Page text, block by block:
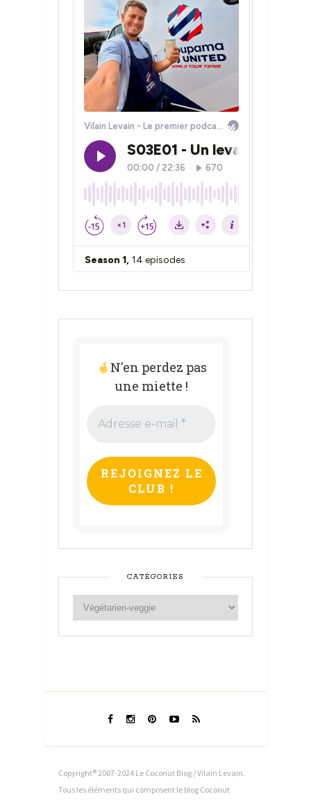
N'en perdez pas
une miette !
e-
*
CATÉGORIES
Copyright® 2007-2024 Le Coconut Blog / Vilain Levain.
Tous les éléments qui composent le blog Coconut